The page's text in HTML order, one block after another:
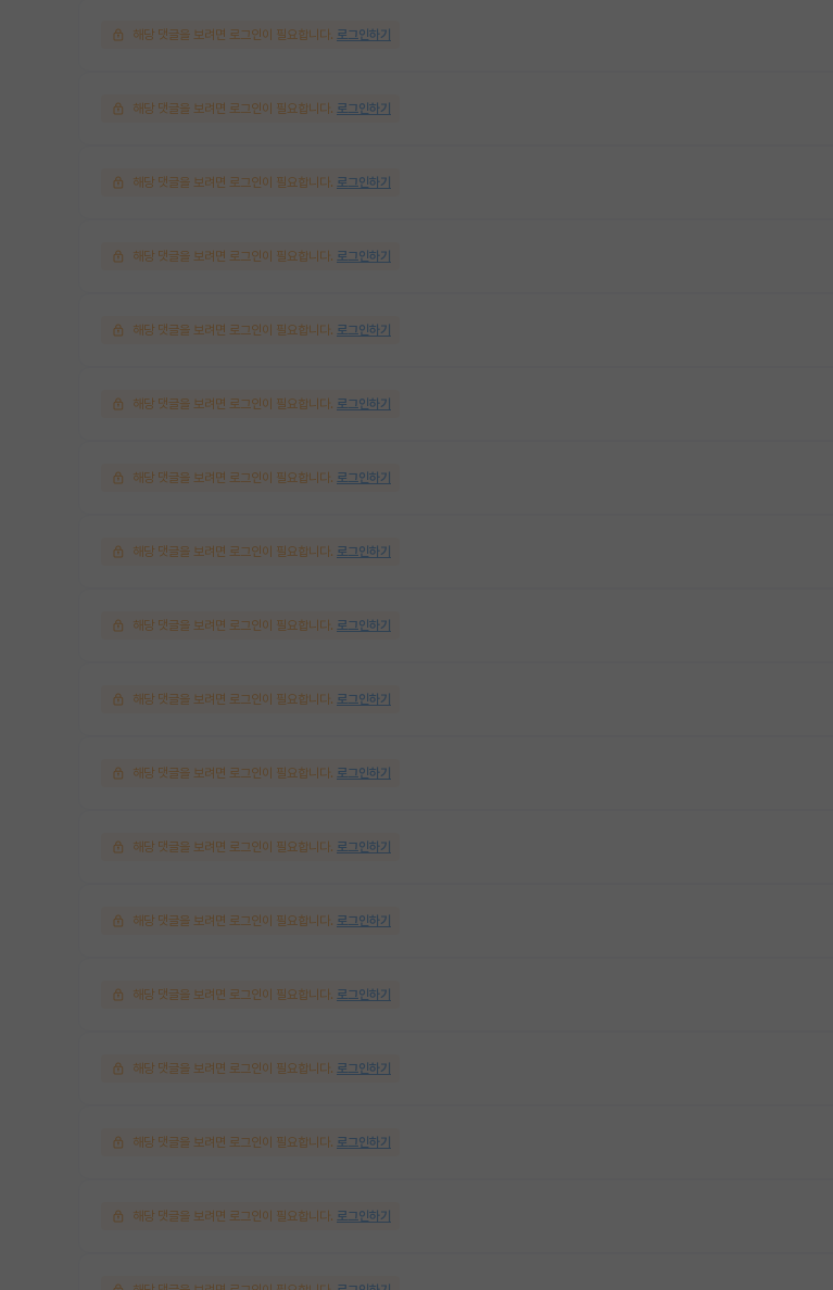
해당 댓글을 보려면 로그인이 필요합니다. 로그인하기
해당 댓글을 보려면 로그인이 필요합니다. 로그인하기
해당 댓글을 보려면 로그인이 필요합니다. 로그인하기
해당 댓글을 보려면 로그인이 필요합니다. 로그인하기
해당 댓글을 보려면 로그인이 필요합니다. 로그인하기
해당 댓글을 보려면 로그인이 필요합니다. 로그인하기
해당 댓글을 보려면 로그인이 필요합니다. 로그인하기
해당 댓글을 보려면 로그인이 필요합니다. 로그인하기
해당 댓글을 보려면 로그인이 필요합니다. 로그인하기
해당 댓글을 보려면 로그인이 필요합니다. 로그인하기
해당 댓글을 보려면 로그인이 필요합니다. 로그인하기
해당 댓글을 보려면 로그인이 필요합니다. 로그인하기
해당 댓글을 보려면 로그인이 필요합니다. 로그인하기
해당 댓글을 보려면 로그인이 필요합니다. 로그인하기
해당 댓글을 보려면 로그인이 필요합니다. 로그인하기
해당 댓글을 보려면 로그인이 필요합니다. 로그인하기
해당 댓글을 보려면 로그인이 필요합니다. 로그인하기